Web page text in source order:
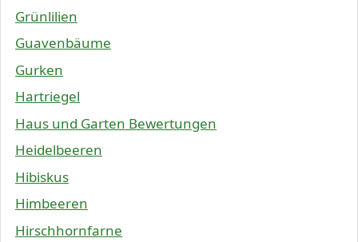
Grünlilien
Guavenbäume
Gurken
Hartriegel
Haus und Garten Bewertungen
Heidelbeeren
Hibiskus
Himbeeren
Hirschhornfarne